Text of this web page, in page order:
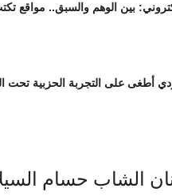
بين الوهم والسبق.. مواقع
أطغى على التجربة الحزبية
الشاب حسام